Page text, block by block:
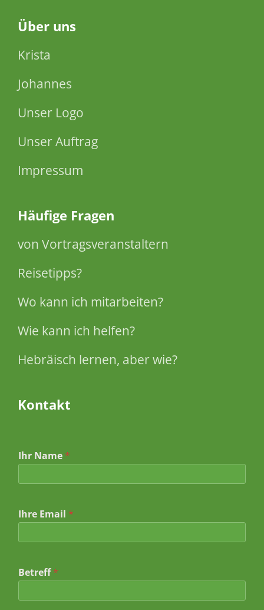
Über uns
Krista
Johannes
Unser Logo
Unser Auftrag
Impressum
Häufige Fragen
von Vortragsveranstaltern
Reisetipps?
Wo kann ich mitarbeiten?
Wie kann ich helfen?
Hebräisch lernen, aber wie?
Kontakt
Ihr Name *
Ihre Email *
a
m
e
Betreff*